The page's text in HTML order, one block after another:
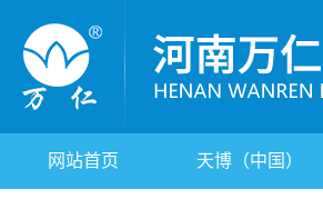
网站首页 天博（中国）